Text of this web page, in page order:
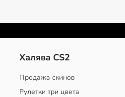
Халява CS2
Продажа скинов
Рулетки три цвета